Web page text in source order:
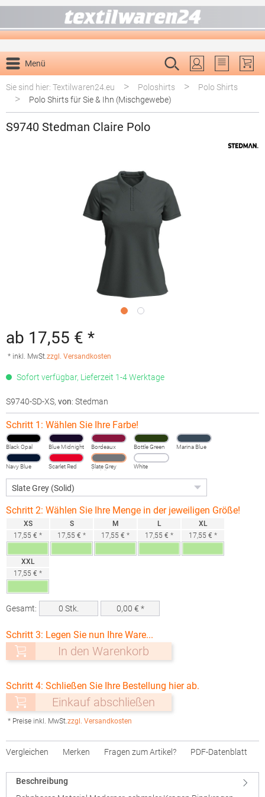
Menü
Du hast 0
Sie sind hier: Textilwaren24.eu
> Poloshirts > Polo Shirts
> Polo Shirts für Sie & Ihn (Mischgewebe)
S9740 Stedman Claire Polo
ab 17,55 € *
* inkl. MwSt.zzgl. Versandkosten
Sofort verfügbar, Lieferzeit 1-4 Werktage
S9740-SD-XS, von: Stedman
Schritt 1: Wählen Sie Ihre Farbe!
Black Opal Blue Midnight Bordeaux Bottle Green Marina Blue
Navy Blue Scarlet Red
Slate Grey
(Solid)
White
Schritt 2: Wählen Sie Ihre Menge in der jeweiligen Größe!
XS
17,55 € *
S
17,55 € *
M
17,55 € *
L
17,55 € *
XL
17,55 € *
XXL
17,55 € *
Gesamt: 0 Stk. 0,00 € *
Schritt 3: Legen Sie nun Ihre Ware...
In den Warenkorb
Schritt 4: Schließen Sie Ihre Bestellung hier ab.
Einkauf abschließen
* Preise inkl. MwSt.zzgl. Versandkosten
Vergleichen Merken Fragen zum Artikel? PDF-Datenblatt
Beschreibung